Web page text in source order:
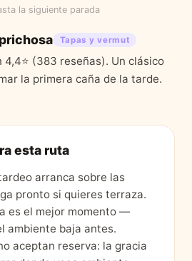
la siguiente parada
Tapas y vermut
4,4⭐ (383 reseñas). Un clásico
la primera caña de la tarde.
esta ruta
arranca sobre las
pronto si quieres terraza.
es el mejor momento —
ambiente baja antes.
aceptan reserva: la gracia